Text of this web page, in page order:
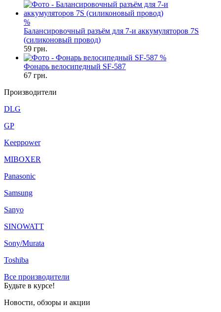
%
Балансировочный разъём для 7-и аккумуляторов 7S
(силиконовый провод)
59 грн.
%
Фонарь велосипедный SF-587
67 грн.
Производители
DLG
GP
Keeppower
MIBOXER
Panasonic
Samsung
Sanyo
SINOWATT
Sony/Murata
Toshiba
Все производители
Будьте в курсе!
Новости, обзоры и акции